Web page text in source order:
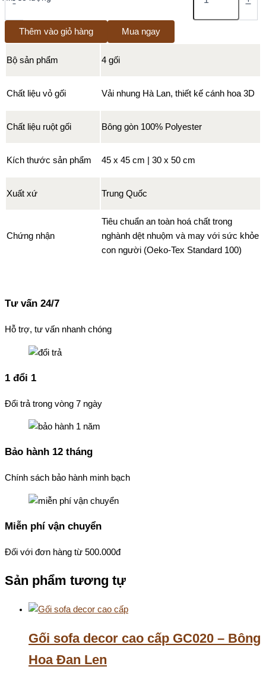
Thêm vào giỏ hàng Mua ngay
Bộ sản phẩm 4 gối
Chất liệu vỏ gối Vải nhung Hà Lan, thiết kế cánh hoa 3D
Chất liệu ruột gối Bông gòn 100% Polyester
Kích thước sản phẩm 45 x 45 cm | 30 x 50 cm
Xuất xứ Trung Quốc
Chứng nhận
Tiêu chuẩn an toàn hoá chất trong
nghành dệt nhuộm và may với sức khỏe
con người (Oeko-Tex Standard 100)
Tư vấn 24/7
Hỗ trợ, tư vấn nhanh chóng
1 đổi 1
Đổi trả trong vòng 7 ngày
Bảo hành 12 tháng
Chính sách bảo hành minh bạch
Miễn phí vận chuyển
Đối với đơn hàng từ 500.000đ
Sản phẩm tương tự
Gối sofa decor cao cấp GC020 – Bông
Hoa Đan Len